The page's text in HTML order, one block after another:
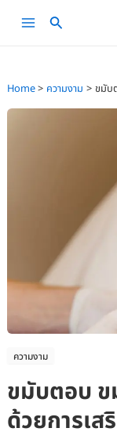
Main
Home ความงาม ขมับ
ความงาม
ขมับตอบ ข
ด้วยการเ